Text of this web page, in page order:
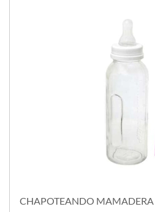
CHAPOTEANDO MAMADERA